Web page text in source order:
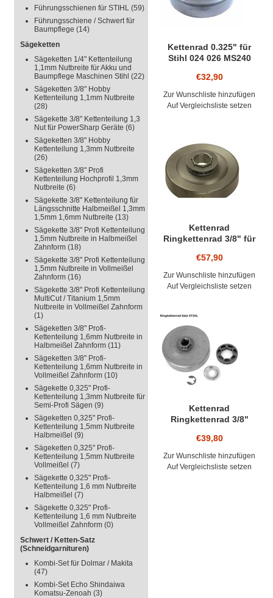
Führungsschienen für STIHL (59)
Führungsschiene / Schwert für
Baumpflege (14)
Sägeketten
Sägeketten 1/4" Kettenteilung
1,1mm Nutbreite für Akku und
Baumpflege Maschinen Stihl (22)
Sägeketten 3/8" Hobby
Kettenteilung 1,1mm Nutbreite
(28)
Sägekette 3/8" Kettenteilung 1,3
Nut für PowerSharp Geräte (6)
Sägeketten 3/8" Hobby
Kettenteilung 1,3mm Nutbreite
(26)
Sägeketten 3/8" Profi
Kettenteilung Hochprofil 1,3mm
Nutbreite (6)
Sägekette 3/8" Kettenteilung für
Längsschnitte Halbmeißel 1,3mm
1,5mm 1,6mm Nutbreite (13)
Sägekette 3/8" Profi Kettenteilung
1,5mm Nutbreite in Halbmeißel
Zahnform (18)
Sägekette 3/8" Profi Kettenteilung
1,5mm Nutbreite in Vollmeißel
Zahnform (16)
Sägekette 3/8" Profi Kettenteilung
MultiCut / Titanium 1,5mm
Nutbreite in Vollmeißel Zahnform
(1)
Sägeketten 3/8" Profi-
Kettenteilung 1,6mm Nutbreite in
Halbmeißel Zahnform (11)
Sägeketten 3/8" Profi-
Kettenteilung 1,6mm Nutbreite in
Vollmeißel Zahnform (10)
Sägekette 0,325" Profi-
Kettenteilung 1,3mm Nutbreite für
Semi-Profi Sägen (9)
Sägeketten 0,325" Profi-
Kettenteilung 1,5mm Nutbreite
Halbmeißel (9)
Sägeketten 0,325" Profi-
Kettenteilung 1,5mm Nutbreite
Vollmeißel (7)
Sägekette 0,325" Profi-
Kettenteilung 1,6 mm Nutbreite
Halbmeißel (7)
Sägekette 0,325" Profi-
Kettenteilung 1,6 mm Nutbreite
Vollmeißel Zahnform (0)
Schwert / Ketten-Satz
(Schneidgarnituren)
Kombi-Set für Dolmar / Makita
(47)
Kombi-Set Echo Shindaiwa
Komatsu-Zenoah (3)
Kettenrad 0.325" für
Stihl 024 026 MS240
Kettensäge bis
Maschinen-Nr.
X25809074
€32,90
Zur Wunschliste hinzufügen
Auf Vergleichsliste setzen
Kettenrad
Ringkettenrad 3/8" für
MS290 MS310 MS311
MS390 MS391 bis 82
€57,90
Zur Wunschliste hinzufügen
Auf Vergleichsliste setzen
Kettenrad
Ringkettenrad 3/8"
STIHL Typ 1123 Modell
017 018 021 023 025 MS
170 MS 180 MS 190T MS
€39,80
Zur Wunschliste hinzufügen
Auf Vergleichsliste setzen